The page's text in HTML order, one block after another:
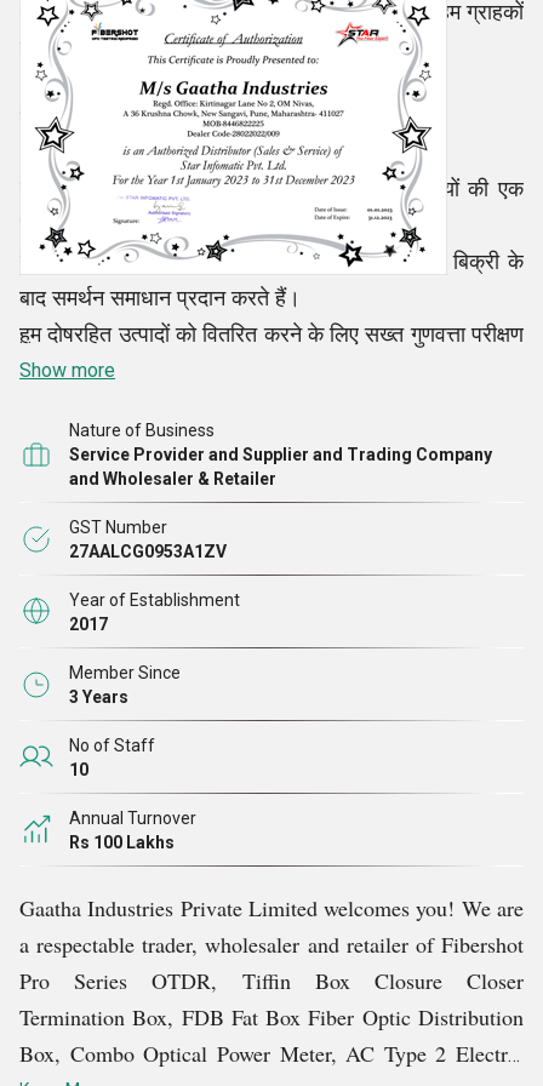
थोक मात्रा में आवश्यक उत्पाद प्रदान करती हैं, जिससे हम ग्राहकों
के खुदरा और थोक ऑर्डर को पूरा करने में सक्षम होते हैं
हमें चुनने के कारण
हमारे कार्यों को संभालने के लिए हमारे पास कुशल कर्मियों की एक
विशाल टीम है।
हम विश्वसनीय स्प्लिसिंग मशीन रिपेयर सर्विस और अन्य बिक्री के
बाद समर्थन समाधान प्रदान करते हैं।
हम दोषरहित उत्पादों को वितरित करने के लिए सख्त गुणवत्ता परीक्षण
करते हैं।
बदलाव लाने पर ध्यान केंद्रित करते हैं।
Show more
Nature of Business
Service Provider and Supplier and Trading Company
and Wholesaler & Retailer
GST Number
27AALCG0953A1ZV
Year of Establishment
2017
Member Since
3 Years
No of Staff
10
Annual Turnover
Rs 100 Lakhs
Gaatha Industries Private Limited welcomes you! We are
a respectable trader, wholesaler and retailer of Fibershot
Pro Series OTDR, Tiffin Box Closure Closer
Termination Box, FDB Fat Box Fiber Optic Distribution
Box, Combo Optical Power Meter, AC Type 2 Electric